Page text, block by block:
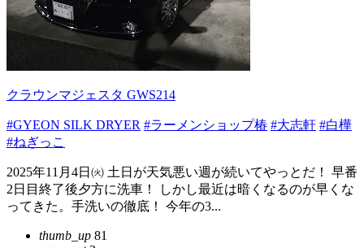
クラウンマジェスタ GWS214
#GYEON SILK DRYER #ラーメンショップ椿 #大志軒 #白樺
#ねぎっこ
2025年11月4日㈫ 土日が天気悪い週が続いてやっとだ！ 早番
2日目終了後夕方に洗車！ しかし最近は暗くなるのが早くな
ってきた。手洗いの徹底！ 今年の3...
thumb_up 81